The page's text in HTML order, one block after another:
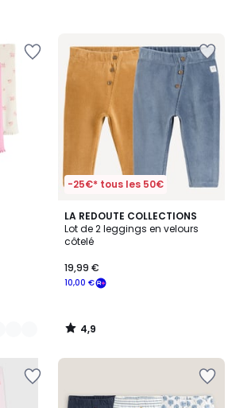
-25€* tous les 50€
LA REDOUTE COLLECTIONS
Lot de 2 leggings en velours
côtelé
10,00 €
19,99 €
4,9
/ 5
4,9
/